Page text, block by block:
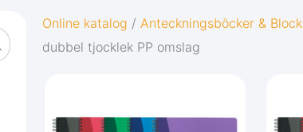
Online katalog / Anteckningsböcker & Block
dubbel tjocklek PP omslag